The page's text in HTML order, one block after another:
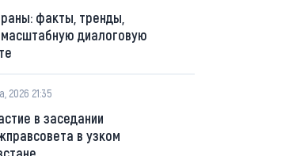
факты, тренды,
диалоговую
2026 21:35
в заседании
в узком